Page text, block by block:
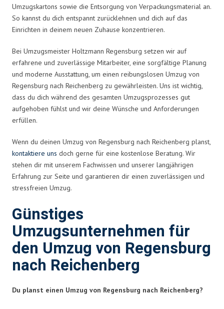
Umzugskartons sowie die Entsorgung von Verpackungsmaterial an.
So kannst du dich entspannt zurücklehnen und dich auf das
Einrichten in deinem neuen Zuhause konzentrieren.
Bei Umzugsmeister Holtzmann Regensburg setzen wir auf
erfahrene und zuverlässige Mitarbeiter, eine sorgfältige Planung
und moderne Ausstattung, um einen reibungslosen Umzug von
Regensburg nach Reichenberg zu gewährleisten. Uns ist wichtig,
dass du dich während des gesamten Umzugsprozesses gut
aufgehoben fühlst und wir deine Wünsche und Anforderungen
erfüllen.
Wenn du deinen Umzug von Regensburg nach Reichenberg planst,
kontaktiere uns doch gerne für eine kostenlose Beratung. Wir
stehen dir mit unserem Fachwissen und unserer langjährigen
Erfahrung zur Seite und garantieren dir einen zuverlässigen und
stressfreien Umzug.
Günstiges
Umzugsunternehmen für
den Umzug von Regensburg
nach Reichenberg
Du planst einen Umzug von Regensburg nach Reichenberg?